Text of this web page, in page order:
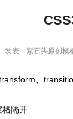
发表：紫石头原创
、
隔开